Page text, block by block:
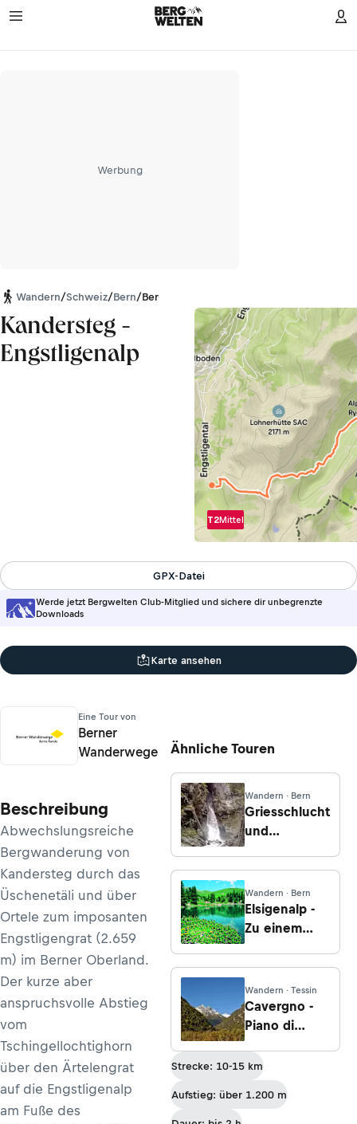
Werbung
Wandern/Schweiz/Bern/Berner Alpen
Kandersteg -
Engstligenalp
T2Mittel
Werde jetzt Bergwelten Club-Mitglied und sichere dir unbegrenzte
Downloads
GPX-Datei
Karte ansehen
Eine Tour von
Berner
Wanderwege
Beschreibung
Abwechslungsreiche
Bergwanderung von
Kandersteg durch das
Üschenetäli und über
Ortele zum imposanten
Engstligengrat (2.659
m) im Berner Oberland.
Der kurze aber
anspruchsvolle Abstieg
vom
Tschingellochtighorn
über den Ärtelengrat
auf die Engstligenalp
am Fuße des
Ähnliche Touren
Wandern · Bern
Griesschlucht
und
Wandern · Bern
Elsigenalp -
Zu einem
Bergseelein
Wandern · Tessin
Cavergno -
Piano di
Strecke: 10-15 km
Aufstieg: über 1.200 m